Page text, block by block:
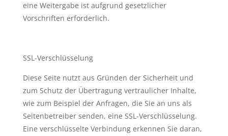
eine Weitergabe ist aufgrund gesetzlicher
Vorschriften erforderlich.
SSL-Verschlüsselung
Diese Seite nutzt aus Gründen der Sicherheit und
zum Schutz der Übertragung vertraulicher Inhalte,
wie zum Beispiel der Anfragen, die Sie an uns als
Seitenbetreiber senden, eine SSL-Verschlüsselung.
Eine verschlüsselte Verbindung erkennen Sie daran,